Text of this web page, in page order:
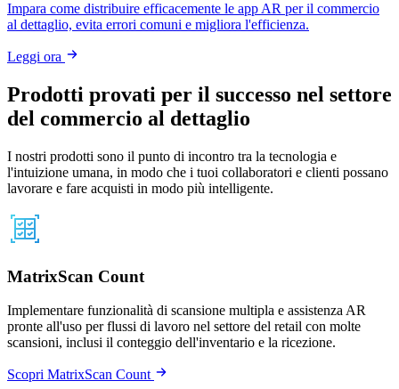
Impara come distribuire efficacemente le app AR per il commercio
al dettaglio, evita errori comuni e migliora l'efficienza.
Leggi ora
Prodotti provati per il successo nel settore
del commercio al dettaglio
I nostri prodotti sono il punto di incontro tra la tecnologia e
l'intuizione umana, in modo che i tuoi collaboratori e clienti possano
lavorare e fare acquisti in modo più intelligente.
MatrixScan Count
Implementare funzionalità di scansione multipla e assistenza AR
pronte all'uso per flussi di lavoro nel settore del retail con molte
scansioni, inclusi il conteggio dell'inventario e la ricezione.
Scopri MatrixScan Count